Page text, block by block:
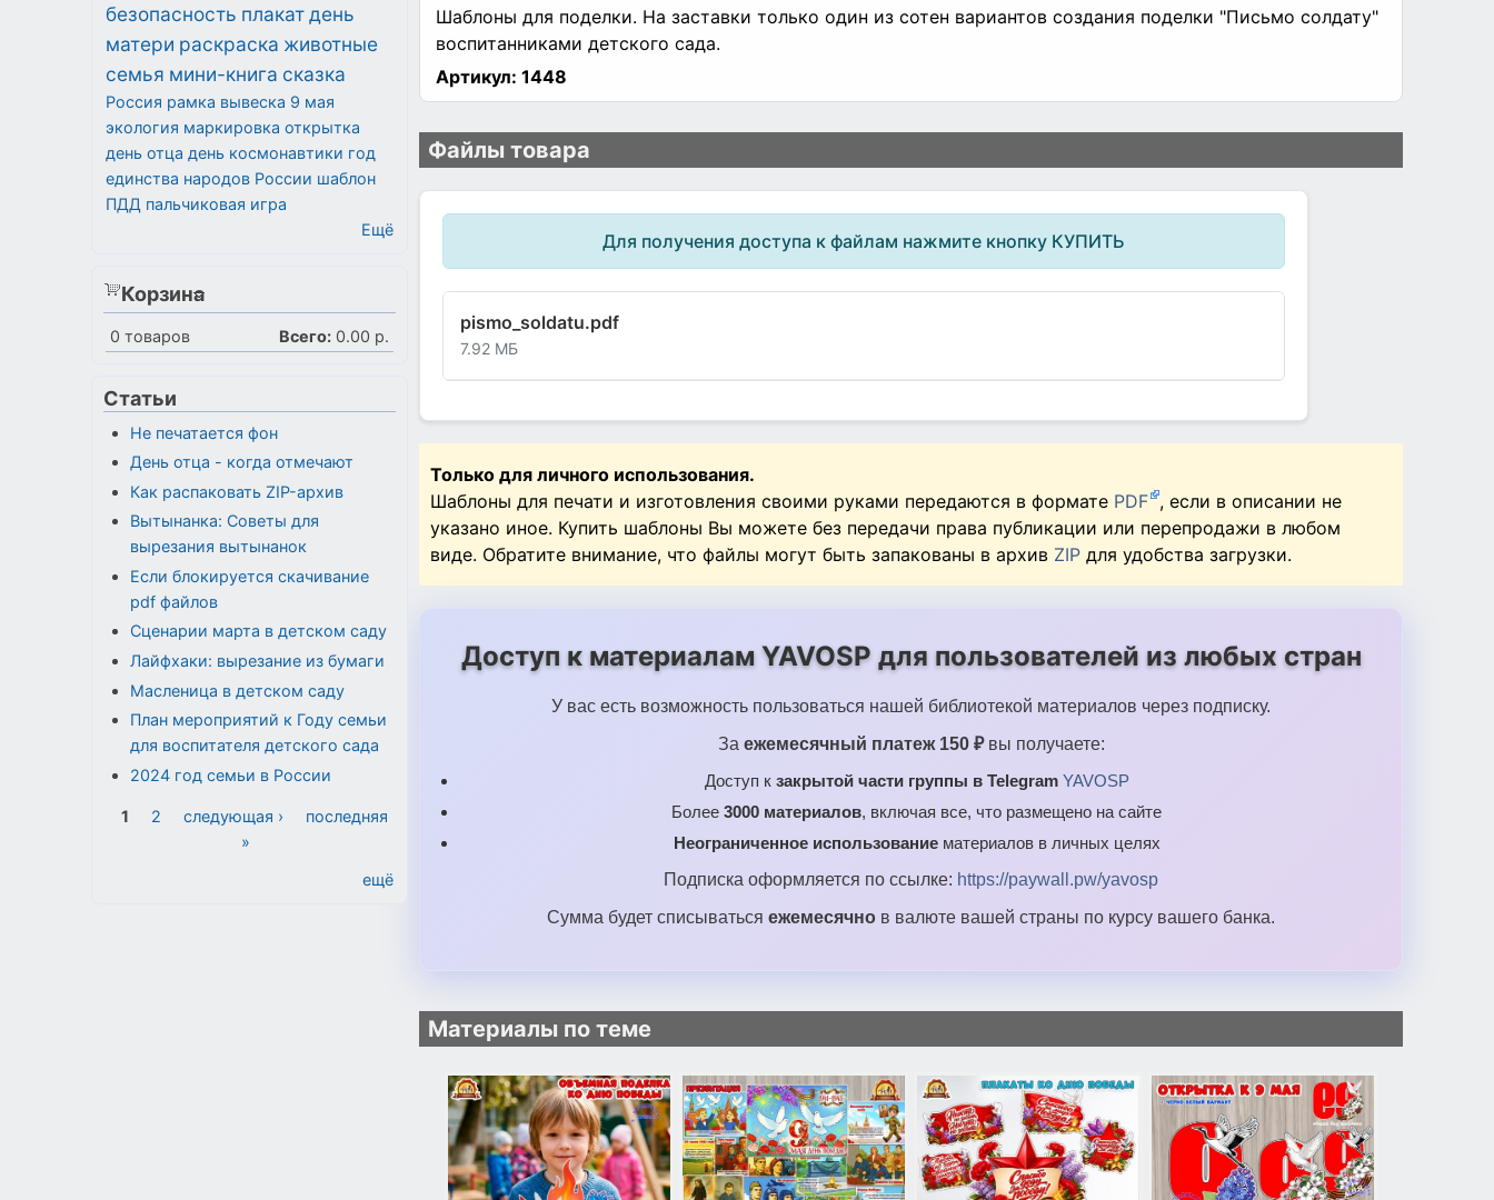
Шаблоны для поделки. На заставки только один из сотен вариантов создания поделки "Письмо солдату"
воспитанниками детского сада.
Артикул: 1448
Файлы товара
Для получения доступа к файлам нажмите кнопку КУПИТЬ
pismo_soldatu.pdf
7.92 МБ
Только для личного использования.
Шаблоны для печати и изготовления своими руками передаются в формате PDF , если в описании не
указано иное. Купить шаблоны Вы можете без передачи права публикации или перепродажи в любом
виде. Обратите внимание, что файлы могут быть запакованы в архив ZIP для удобства загрузки.
Доступ к материалам YAVOSP для пользователей из любых стран
У вас есть возможность пользоваться нашей библиотекой материалов через подписку.
За ежемесячный платеж 150 ₽вы получаете:
Доступ к закрытой части группы в Telegram YAVOSP
Более 3000 материалов, включая все, что размещено на сайте
Неограниченное использованиематериалов в личных целях
Подписка оформляется по ссылке: https://paywall.pw/yavosp
Сумма будет списываться ежемесячно в валюте вашей страны по курсу вашего банка.
Материалы по теме
безопасность плакатдень
матери раскраска животные
семья мини-книга сказка
Россия рамка вывеска 9 мая
экология маркировка открытка
день отца день космонавтики год
единства народов России шаблон
ПДД пальчиковая игра
Ещё
Корзина
0 товаров Всего: 0.00 р.
Статьи
Не печатается фон
День отца - когда отмечают
Как распаковать ZIP-архив
Вытынанка: Советы для
вырезания вытынанок
Если блокируется скачивание
pdf файлов
Сценарии марта в детском саду
Лайфхаки: вырезание из бумаги
Масленица в детском саду
План мероприятий к Году семьи
для воспитателя детского сада
2024 год семьи в России
Страницы
1 2 следующая ›
последняя
»
ещё